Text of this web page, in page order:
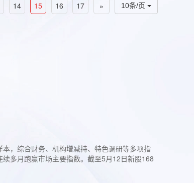
10条/页
14 15 16 17 »
，综合财务、机构增减持、特色调研等多项指
多月跑赢市场主要指数。截至5月12日新股168